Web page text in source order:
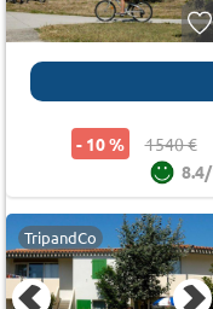
- 10 % 1540 €
TripandCo